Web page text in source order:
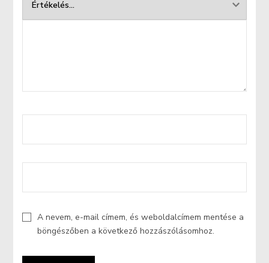
A nevem, e-mail címem, és weboldalcímem mentése a
böngészőben a következő hozzászólásomhoz.